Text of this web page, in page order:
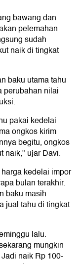
bawang dan
pelemahan
sudah
naik di tingkat
baku utama tahu
perubahan nilai
pakai kedelai
ongkos kirim
begitu, ongkos
naik," ujar Davi.
kedelai impor
bulan terakhir.
baku masih
jual tahu di tingkat
lalu.
mungkin
naik Rp 100-